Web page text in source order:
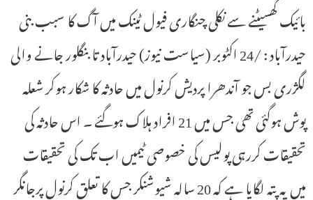
بائیک گھسیٹنے سے نکلی چنگاری فیول ٹینک میں آگ کا سبب بنی
حیدرآباد : /24 اکٹوبر (سیاست نیوز) حیدرآباد تا بنگلور جانے والی
لگژری بس جو آندھرا پردیش کرنول میں حادثہ کا شکار ہوکر شعلہ
پوش ہوگئی تھی جس میں 21 افراد ہلاک ہوگئے ۔ اس حادثہ کی
تحقیقات کررہی پولیس کی خصوصی ٹیمیں اب تک کی تحقیقات
میں یہ پتہ لگایا ہے کہ 20 سالہ شیوشنکر جس کا تعلق کرنول پرجانگر